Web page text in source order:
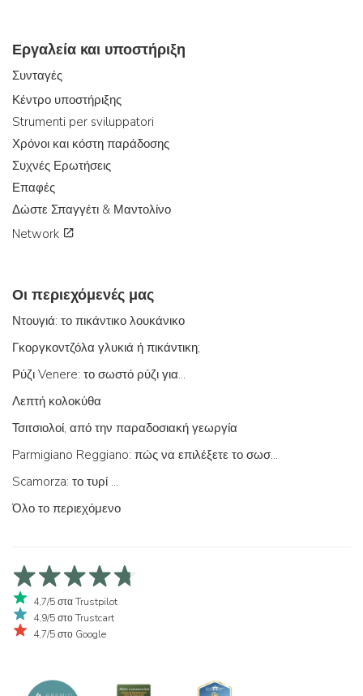
Εργαλεία και υποστήριξη
Συνταγές
Κέντρο υποστήριξης
Strumenti per sviluppatori
Χρόνοι και κόστη παράδοσης
Συχνές Ερωτήσεις
Επαφές
Δώστε Σπαγγέτι & Μαντολίνο
Network
Οι περιεχόμενές μας
Ντουγιά: το πικάντικο λουκάνικο
Γκοργκοντζόλα γλυκιά ή πικάντικη;
Ρύζι Venere: το σωστό ρύζι για...
Λεπτή κολοκύθα
Τσιτσιολοί, από την παραδοσιακή γεωργία
Parmigiano Reggiano: πώς να επιλέξετε το σωστό
Scamorza: το τυρί ...
Όλο το περιεχόμενο
4,7/5 στα Trustpilot
4,9/5 στο Trustcart
4,7/5 στο Google